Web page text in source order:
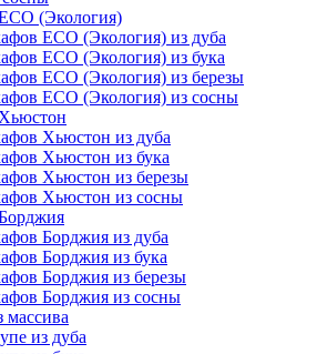
(Экология)
ECO (Экология) из дуба
ECO (Экология) из бука
ECO (Экология) из березы
ECO (Экология) из сосны
Хьюстон из дуба
Хьюстон из бука
Хьюстон из березы
Хьюстон из сосны
Борджия из дуба
Борджия из бука
Борджия из березы
Борджия из сосны
из дуба